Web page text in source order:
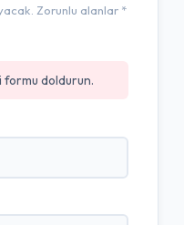
Zorunlu alanlar *
formu doldurun.